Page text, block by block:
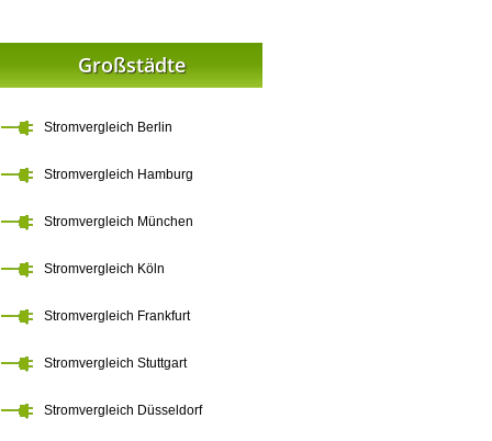
Großstädte
Stromvergleich Berlin
Stromvergleich Hamburg
Stromvergleich München
Stromvergleich Köln
Stromvergleich Frankfurt
Stromvergleich Stuttgart
Stromvergleich Düsseldorf